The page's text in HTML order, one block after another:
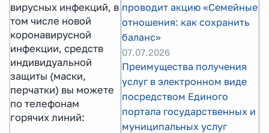
вирусных инфекций, в
том числе новой
коронавирусной
инфекции, средств
индивидуальной
защиты (маски,
перчатки) вы можете
по телефонам
горячих линий:
проводит акцию «Семейные
отношения: как сохранить
баланс»
07.07.2026
Преимущества получения
услуг в электронном виде
посредством Единого
портала государственных и
муниципальных услуг